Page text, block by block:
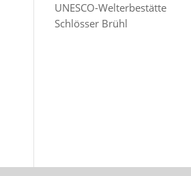
UNESCO-Welterbestätte
Schlösser Brühl